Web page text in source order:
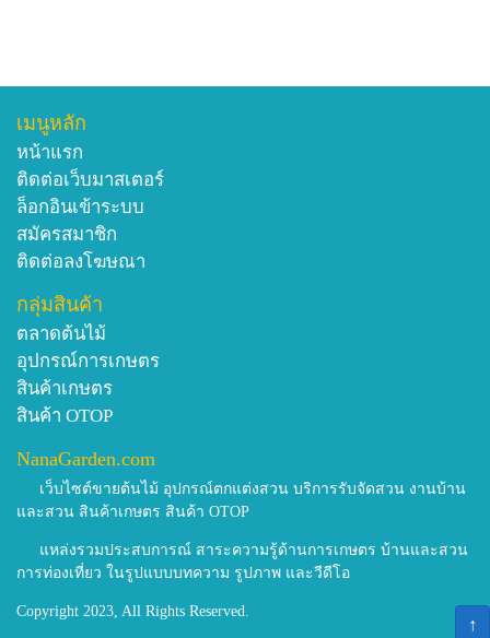
เมนูหลัก
หน้าแรก
ติดต่อเว็บมาสเตอร์
ล็อกอินเข้าระบบ
สมัครสมาชิก
ติดต่อลงโฆษณา
กลุ่มสินค้า
ตลาดต้นไม้
อุปกรณ์การเกษตร
สินค้าเกษตร
สินค้า OTOP
NanaGarden.com
เว็บไซต์ขายต้นไม้ อุปกรณ์ตกแต่งสวน บริการรับจัดสวน งานบ้าน
และสวน สินค้าเกษตร สินค้า OTOP
แหล่งรวมประสบการณ์ สาระความรู้ด้านการเกษตร บ้านและสวน
การท่องเที่ยว ในรูปแบบบทความ รูปภาพ และวีดีโอ
Copyright 2023, All Rights Reserved.
↑